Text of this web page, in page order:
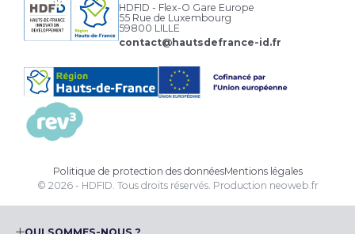
HDFID - Flex-O Gare Europe
55 Rue de Luxembourg
59800 LILLE
contact@hautsdefrance-id.fr
Politique de protection des donnéesMentions légales
© 2026 - HDFID. Tous droits réservés. Production neoweb.fr